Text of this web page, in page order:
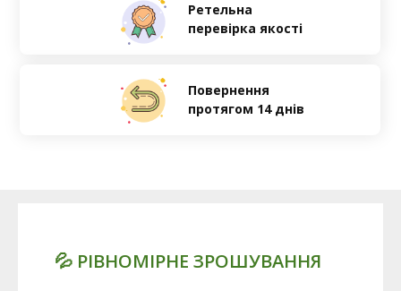
Ретельна
перевірка якості
Повернення
протягом 14 днів
💦 РІВНОМІРНЕ ЗРОШУВАННЯ